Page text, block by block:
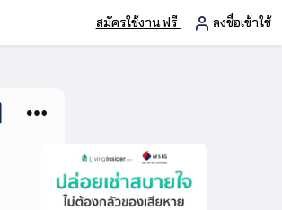
สมัครใช้งานฟรี ลงชื่อเข้าใช้